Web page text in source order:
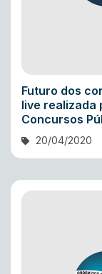
Futuro dos
live realizada
Concursos
20/04/2020